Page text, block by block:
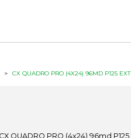
> CX QUADRO PRO (4X24) 96MD P125 EXT